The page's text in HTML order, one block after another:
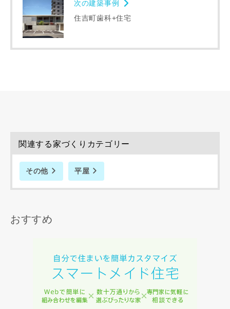
次の建築事例
住吉町歯科+住宅
関連する家づくりカテゴリー
その他 平屋
おすすめ
同居する家族構成
当社はお客様からいただいた個人情報を，お客様が指定され
た専門家へ提供すること、または当社サービスのご案内のた
めに利用します。
当社は、本サービス又は利用契約に関し，お客様に発生した
損害について、債務不履行責任、不法行為責任、その他の法
当社は、お客様が本サービスを利用することにより第三者と
入力内容を送信する